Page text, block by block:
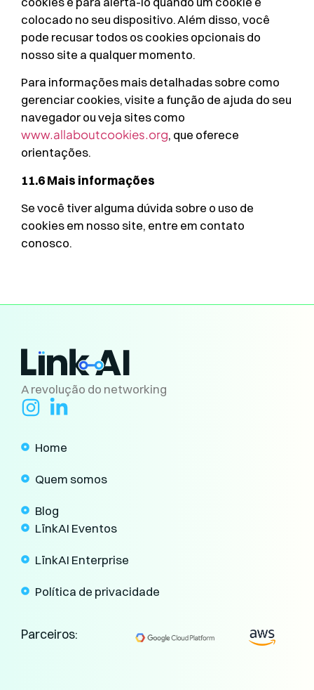
colocado no seu dispositivo. Além disso, você
pode recusar todos os cookies opcionais do
nosso site a qualquer momento.
Para informações mais detalhadas sobre como
gerenciar cookies, visite a função de ajuda do seu
navegador ou veja sites como
www.allaboutcookies.org, que oferece
orientações.
11.6 Mais informações
Se você tiver alguma dúvida sobre o uso de
cookies em nosso site, entre em contato
conosco.
A revolução do networking
Home
Quem somos
Blog
LïnkAI Eventos
LïnkAI Enterprise
Política de privacidade
Parceiros: